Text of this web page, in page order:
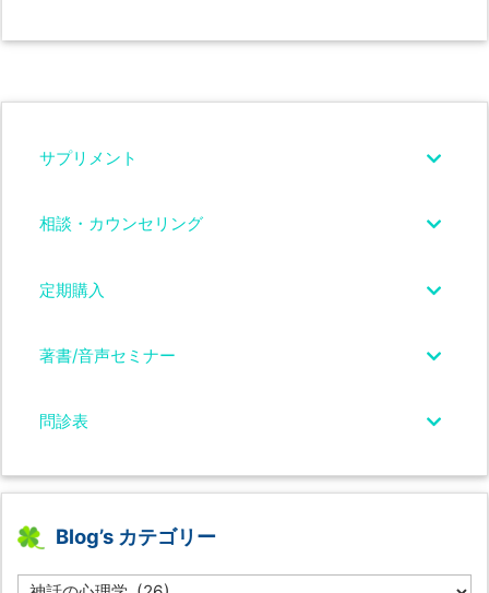
サプリメント
相談・カウンセリング
定期購入
著書/音声セミナー
問診表
Blog’s カテゴリー